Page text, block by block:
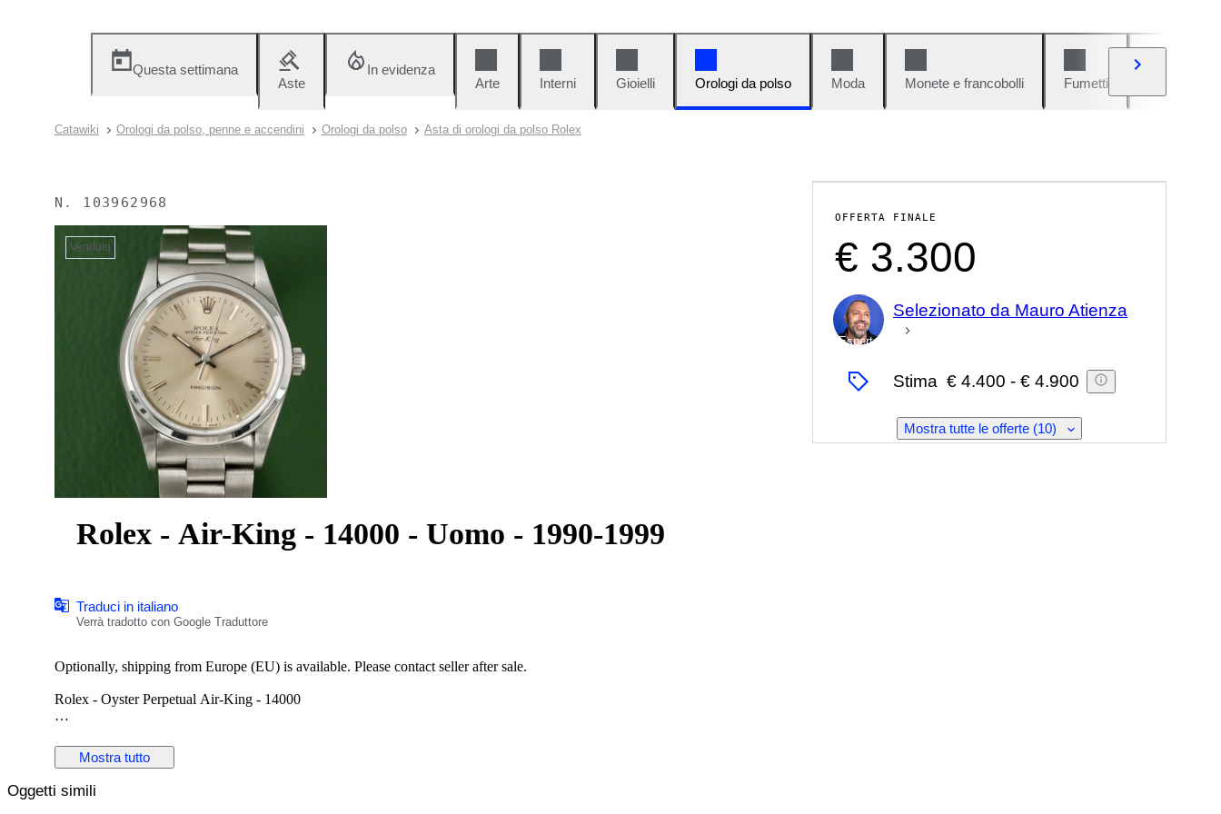
Questa settimana
Aste
In evidenza
Arte
Interni Gioielli Orologi da polso Moda Monete e francobolli Fumetti
Catawiki Orologi da polso, penne e accendini Orologi da polso Asta di orologi da polso Rolex
N. 103962968
Venduto
Rolex - Air-King - 14000 - Uomo - 1990-1999
Traduci in italiano
Verrà tradotto con Google Traduttore
Optionally, shipping from Europe (EU) is available. Please contact seller after sale.
Rolex - Oyster Perpetual Air-King - 14000
Case Material: Stainless Steel
Diameter: 34 mm
Glass: Scracth Resistant Sapphire (Crystal) glass
Mostra tutto
OFFERTA FINALE
€ 3.300
Esperto
Selezionato da Mauro Atienza
Stima € 4.400 - € 4.900
Mostra tutte le offerte (10)
Oggetti simili